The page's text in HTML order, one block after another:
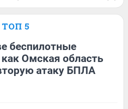
ТОП 5
беспилотные
Омская область
атаку БПЛА